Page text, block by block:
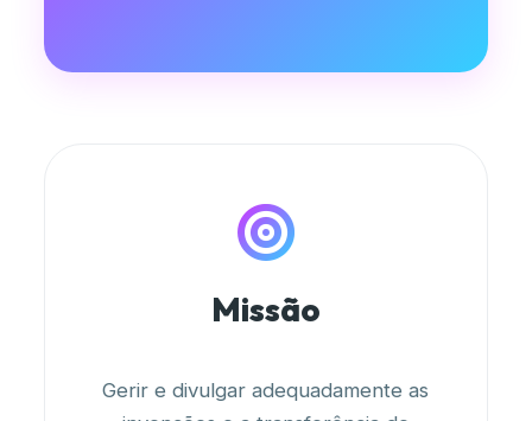
Missão
Gerir e divulgar adequadamente as